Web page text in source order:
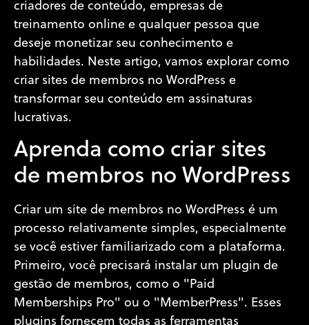
criadores de conteúdo, empresas de
treinamento online e qualquer pessoa que
deseje monetizar seu conhecimento e
habilidades. Neste artigo, vamos explorar como
criar sites de membros no WordPress e
transformar seu conteúdo em assinaturas
lucrativas.
Aprenda como criar sites
de membros no WordPress
Criar um site de membros no WordPress é um
processo relativamente simples, especialmente
se você estiver familiarizado com a plataforma.
Primeiro, você precisará instalar um plugin de
gestão de membros, como o "Paid
Memberships Pro" ou o "MemberPress". Esses
plugins fornecem todas as ferramentas